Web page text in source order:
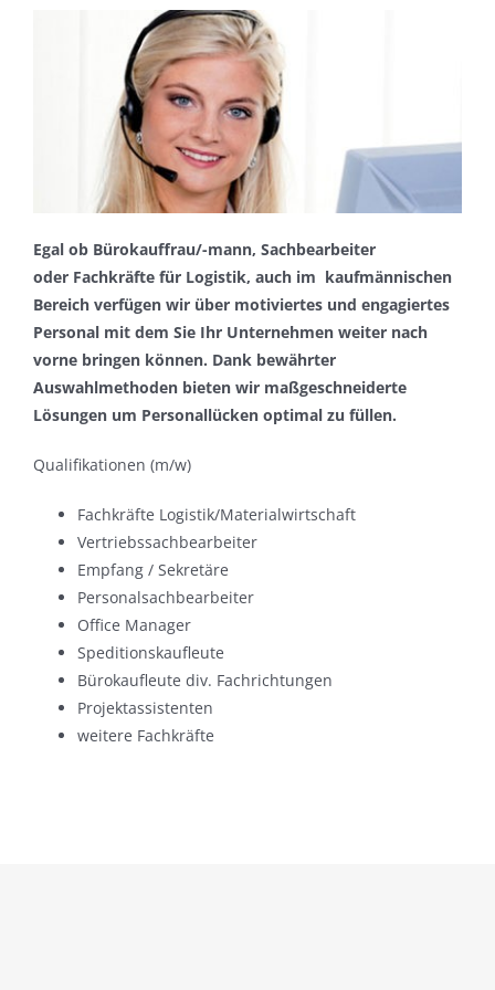
Egal ob Bürokauffrau/-mann, Sachbearbeiter
oder Fachkräfte für Logistik, auch im kaufmännischen
Bereich verfügen wir über motiviertes und engagiertes
Personal mit dem Sie Ihr Unternehmen weiter nach
vorne bringen können. Dank bewährter
Auswahlmethoden bieten wir maßgeschneiderte
Lösungen um Personallücken optimal zu füllen.
Qualifikationen (m/w)
Fachkräfte Logistik/Materialwirtschaft
Vertriebssachbearbeiter
Empfang / Sekretäre
Personalsachbearbeiter
Office Manager
Speditionskaufleute
Bürokaufleute div. Fachrichtungen
Projektassistenten
weitere Fachkräfte